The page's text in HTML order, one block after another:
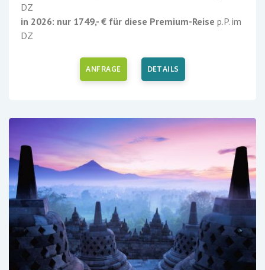
DZ
in 2026: nur 1749,- € für diese Premium-Reise p.P. im
DZ
ANFRAGE DETAILS